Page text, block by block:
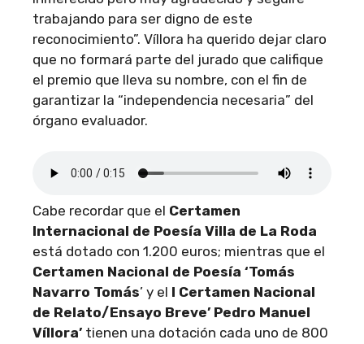
trabajando para ser digno de este
reconocimiento”. Víllora ha querido dejar claro
que no formará parte del jurado que califique
el premio que lleva su nombre, con el fin de
garantizar la “independencia necesaria” del
órgano evaluador.
Cabe recordar que el Certamen
Internacional de Poesía Villa de La Roda
está dotado con 1.200 euros; mientras que el
Certamen Nacional de Poesía ‘Tomás
Navarro Tomás’ y el I Certamen Nacional
de Relato/Ensayo Breve’ Pedro Manuel
Víllora’ tienen una dotación cada uno de 800